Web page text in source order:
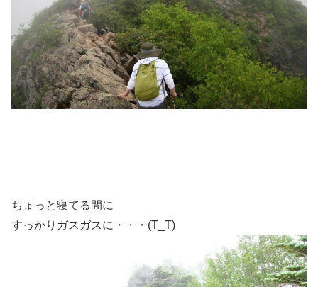
ちょっと寝てる間に
すっかりガスガスに・・・(T_T)